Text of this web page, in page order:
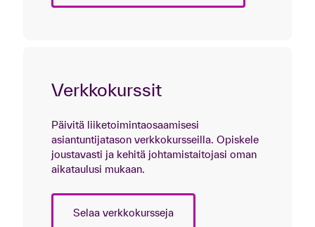
Verkkokurssit
Päivitä liiketoimintaosaamisesi
asiantuntijatason verkkokursseilla. Opiskele
joustavasti ja kehitä johtamistaitojasi oman
aikataulusi mukaan.
Selaa verkkokursseja